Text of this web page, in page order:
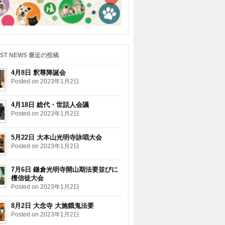
NEWS 最近の投稿
4月8日 釈尊降誕会
Posted on 2023年1月2日
4月18日 総代・世話人会議
Posted on 2023年1月2日
5月22日 大本山光明寺詠唱大会
Posted on 2023年1月2日
7月6日 鎌倉光明寺開山期法要並びに
檀信徒大会
Posted on 2023年1月2日
8月2日 大念寺 大施餓鬼法要
Posted on 2023年1月2日